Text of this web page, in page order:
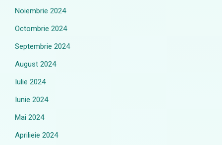
Noiembrie 2024
Octombrie 2024
Septembrie 2024
August 2024
Iulie 2024
Iunie 2024
Mai 2024
Aprilieie 2024